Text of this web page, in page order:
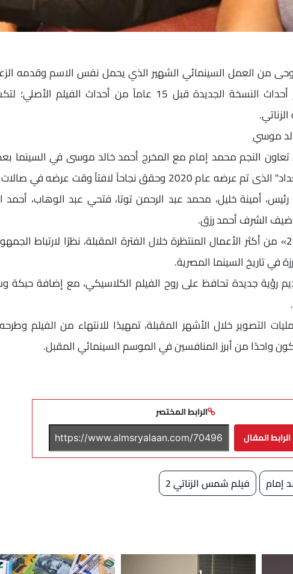
الزناتي 2 مستوحى من العمل السينمائي الشهير الذي يحمل نفس الاسم وقدمه
امام عام 1991، حيث تدور أحداث النسخة الجديدة قبل 15 عاماً من أحداث
موسي
النجم محمد إمام مع المخرج أحمد خالد موسى في السينما
من تقديمهما فيلم "لص بغداد" الذى تم عرضه عام 2020 وحقق نجاحاً لافتاُ وقت عرضه
أمينة خليل، محمد عبد الرحمن توتا، فتحي عبد الوهاب، أحمد
الشرف أحمد رزق.
ويُعد فيلم «شمس الزناتي 2» من أكثر الأعمال المنتظرة خلال الفترة المقبلة، نظرًا لارتباط
في تاريخ السينما المصرية.
رؤية جديدة تحافظ على روح الفيلم الكلاسيكي، مع إضافة حبكة
التصوير خلال الأشهر المقبلة، تمهيدًا للانتهاء من الفيلم
واحدًا من أبرز المنافسين في الموسم السينمائي المقبل.
الرابط المختصر
إمام فيلم شمس الزناتي 2